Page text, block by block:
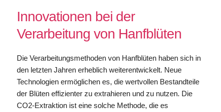
Innovationen bei der
Verarbeitung von Hanfblüten
Die Verarbeitungsmethoden von Hanfblüten haben sich in
den letzten Jahren erheblich weiterentwickelt. Neue
Technologien ermöglichen es, die wertvollen Bestandteile
der Blüten effizienter zu extrahieren und zu nutzen. Die
CO2-Extraktion ist eine solche Methode, die es